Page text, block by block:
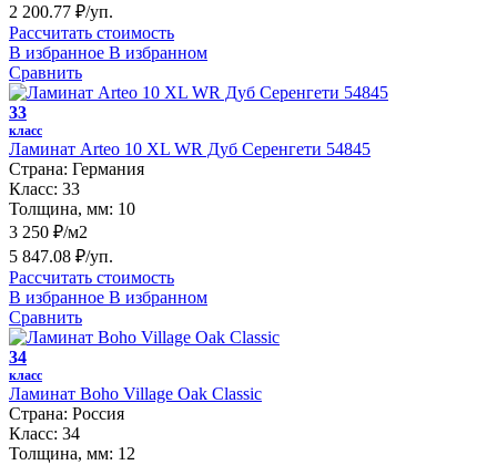
2 200.77 ₽/уп.
Рассчитать стоимость
В избранное В избранном
Сравнить
33
класс
Ламинат Arteo 10 XL WR Дуб Серенгети 54845
Страна: Германия
Класс: 33
Толщина, мм: 10
3 250 ₽/м2
5 847.08 ₽/уп.
Рассчитать стоимость
В избранное В избранном
Сравнить
34
класс
Ламинат Boho Village Oak Classic
Страна: Россия
Класс: 34
Толщина, мм: 12